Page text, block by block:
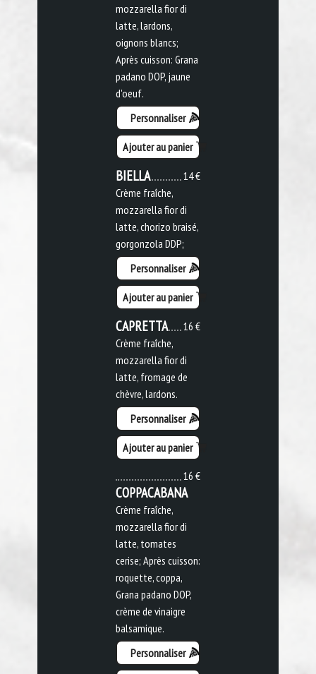
mozzarella fior di
latte, lardons,
oignons blancs;
Après cuisson: Grana
padano DOP, jaune
d'oeuf.
Personnaliser
Ajouter au panier
14 €
BIELLA
Crème fraîche,
mozzarella fior di
latte, chorizo braisé,
gorgonzola DDP;
Personnaliser
Ajouter au panier
16 €
CAPRETTA
Crème fraîche,
mozzarella fior di
latte, fromage de
chèvre, lardons.
Personnaliser
Ajouter au panier
16 €
COPPACABANA
Crème fraîche,
mozzarella fior di
latte, tomates
cerise; Après cuisson:
roquette, coppa,
Grana padano DOP,
crème de vinaigre
balsamique.
Personnaliser